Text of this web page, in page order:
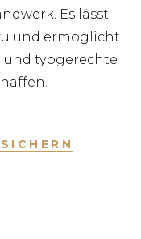
Es lässt
und ermöglicht
und typgerechte